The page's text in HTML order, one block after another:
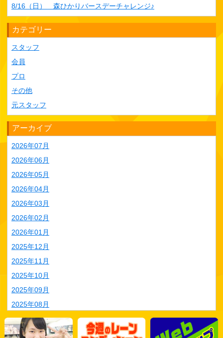
8/16（日） 森ひかりバースデーチャレンジ♪
カテゴリー
スタッフ
会員
プロ
その他
元スタッフ
アーカイブ
2026年07月
2026年06月
2026年05月
2026年04月
2026年03月
2026年02月
2026年01月
2025年12月
2025年11月
2025年10月
2025年09月
2025年08月
2025年07月
2025年06月